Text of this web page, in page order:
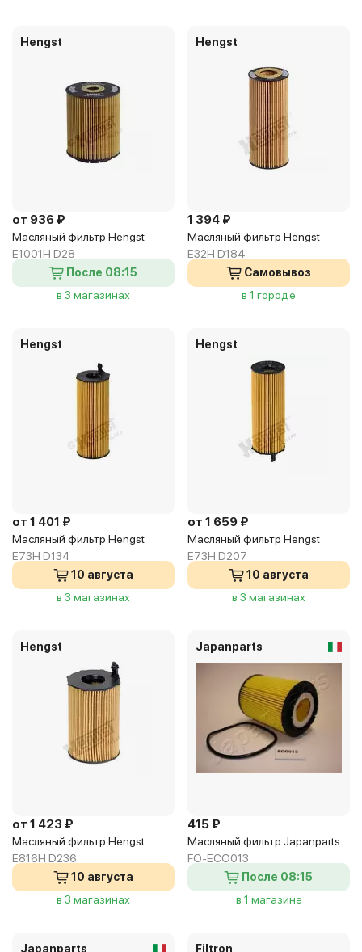
Hengst
от 936 ₽
Масляный фильтр Hengst
E1001H D28
После 08:15
в 3 магазинах
Hengst
1 394 ₽
Масляный фильтр Hengst
E32H D184
Самовывоз
в 1 городе
Hengst
от 1 401 ₽
Масляный фильтр Hengst
E73H D134
10 августа
в 3 магазинах
Hengst
от 1 659 ₽
Масляный фильтр Hengst
E73H D207
10 августа
в 3 магазинах
Hengst
от 1 423 ₽
Масляный фильтр Hengst
E816H D236
10 августа
в 3 магазинах
Japanparts
415 ₽
Масляный фильтр Japanparts
FO-ECO013
После 08:15
в 1 магазине
Japanparts Filtron